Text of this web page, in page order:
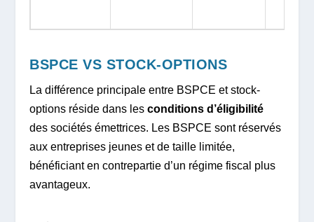
BSPCE VS STOCK-OPTIONS
La différence principale entre BSPCE et stock-
options réside dans lesconditions d’éligibilité
des sociétés émettrices. Les BSPCE sont réservés
aux entreprises jeunes et de taille limitée,
bénéficiant en contrepartie d’un régime fiscal plus
avantageux.